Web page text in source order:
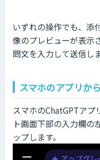
いずれの操作でも、添
像のプレビューが表示
問文を入力して送信し
スマホのアプリか
スマホのChatGPTアプ
ト画面下部の入力欄の
ップします。